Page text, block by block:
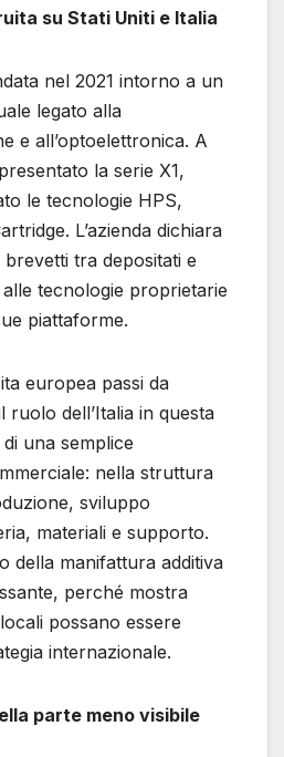
su Stati Uniti e Italia
nel 2021 intorno a un
legato alla
e all’optoelettronica. A
la serie X1,
le tecnologie HPS,
L’azienda dichiara
tra depositati e
tecnologie proprietarie
piattaforme.
europea passi da
dell’Italia in questa
una semplice
nella struttura
sviluppo
materiali e supporto.
della manifattura additiva
perché mostra
possano essere
internazionale.
parte meno visibile